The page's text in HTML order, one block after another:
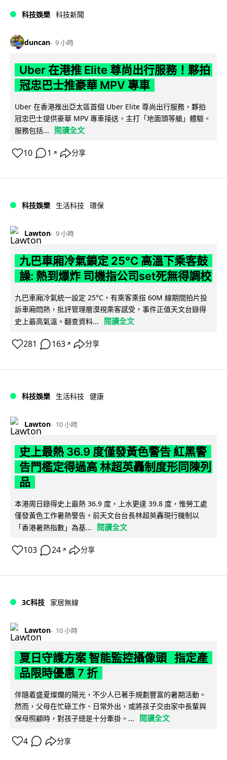
科技娛樂 科技新聞
duncan 9 小時
Uber 在港推 Elite 尊尚出行服務！夥拍
冠忠巴士推豪華 MPV 專車
Uber 在香港推出亞太區首個 Uber Elite 尊尚出行服務，夥拍
冠忠巴士提供豪華 MPV 專車接送，主打「地面頭等艙」體驗。
服務包括...
閱讀全文
10 1 ↗ 分享
科技娛樂 生活科技 環保
Lawton 9 小時
九巴車廂冷氣鎖定 25°C 高溫下乘客鼓
譟: 熱到爆炸 司機指公司set死無得調校
九巴車廂冷氣統一設定 25°C，有乘客乘搭 60M 線期間拍片投
訴車廂悶熱，批評管理層漠視乘客感受，事件正值天文台錄得
史上最高氣溫。翻查資料...
閱讀全文
281 163 ↗ 分享
科技娛樂 生活科技 健康
Lawton 10 小時
史上最熱 36.9 度僅發黃色警告 紅黑警
告門檻定得過高 林超英轟制度形同陳列
品
本港周日錄得史上最熱 36.9 度，上水更達 39.8 度，惟勞工處
僅發黃色工作暑熱警告。前天文台台長林超英轟現行機制以
「香港暑熱指數」為基...
閱讀全文
103 24 ↗ 分享
3C科技 家居無線
Lawton 10 小時
夏日守護方案 智能監控攝像頭 指定產
品限時優惠 7 折
伴隨着盛夏燦爛的陽光，不少人已著手規劃豐富的暑期活動。
然而，父母在忙碌工作、日常外出，或將孩子交由家中長輩與
保母照顧時，對孩子總是十分牽掛。...
閱讀全文
4 分享